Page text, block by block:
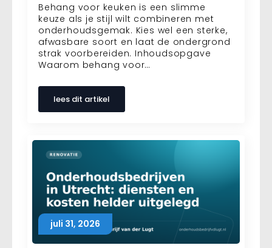
Behang voor keuken is een slimme
keuze als je stijl wilt combineren met
onderhoudsgemak. Kies wel een sterke,
afwasbare soort en laat de ondergrond
strak voorbereiden. Inhoudsopgave
Waarom behang voor…
lees dit artikel
juli 31, 2026